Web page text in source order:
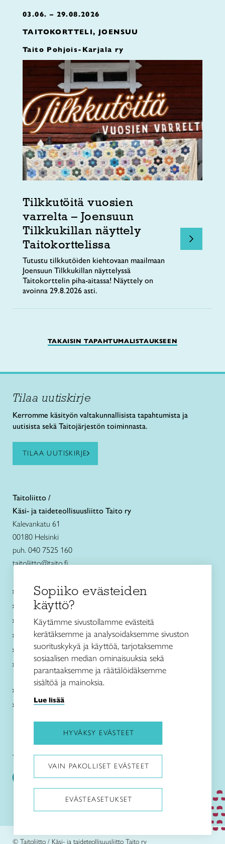
03.06. – 29.08.2026
TAITOKORTTELI, JOENSUU
Taito Pohjois-Karjala ry
Tilkkutöitä vuosien
varrelta – Joensuun
Tilkkukillan näyttely
Taitokorttelissa
Tutustu tilkkutöiden kiehtovaan maailmaan
Joensuun Tilkkukillan näyttelyssä
Taitokorttelin piha-aitassa! Näyttely on
avoinna 29.8.2026 asti.
TAKAISIN TAPAHTUMALISTAUKSEEN
Tilaa uutiskirje
Kerromme käsityön valtakunnallisista tapahtumista ja
uutisista sekä Taitojärjestön toiminnasta.
TILAA UUTISKIRJE
Taitoliitto /
Käsi- ja taideteollisuusliitto Taito ry
Kalevankatu 61
00180 Helsinki
puh. 040 7525 160
taitoliitto@taito.fi
Käsityökurssit ja koulutus
Ajankohtaista
Käsityöohjeet
Me olemme Taito
Paikallinen toiminta
Verkkokaupat
Kirjaudu Arviin
Kirjaudu Taitocampukseen
Taitoliitto: Taito-lehti:
© Taitoliitto / Käsi- ja taideteollisuusliitto Taito ry
Sopiiko evästeiden
käyttö?
Käytämme sivustollamme evästeitä
kerätäksemme ja analysoidaksemme sivuston
suorituskykyä ja käyttöä, tarjotaksemme
sosiaalisen median ominaisuuksia sekä
parantaaksemme ja räätälöidäksemme
sisältöä ja mainoksia.
Lue lisää
HYVÄKSY EVÄSTEET
VAIN PAKOLLISET EVÄSTEET
EVÄSTEASETUKSET